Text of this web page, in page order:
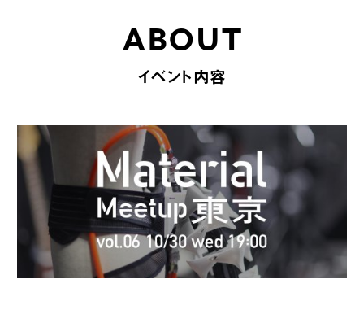
ABOUT
イベント内容